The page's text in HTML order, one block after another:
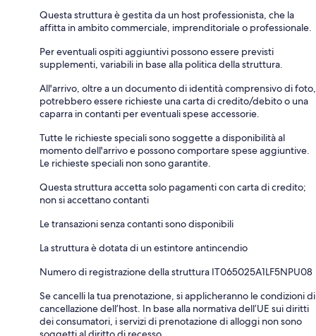
Questa struttura è gestita da un host professionista, che la
affitta in ambito commerciale, imprenditoriale o professionale.
Per eventuali ospiti aggiuntivi possono essere previsti
supplementi, variabili in base alla politica della struttura.
All'arrivo, oltre a un documento di identità comprensivo di foto,
potrebbero essere richieste una carta di credito/debito o una
caparra in contanti per eventuali spese accessorie.
Tutte le richieste speciali sono soggette a disponibilità al
momento dell'arrivo e possono comportare spese aggiuntive.
Le richieste speciali non sono garantite.
Questa struttura accetta solo pagamenti con carta di credito;
non si accettano contanti
Le transazioni senza contanti sono disponibili
La struttura è dotata di un estintore antincendio
Numero di registrazione della struttura IT065025A1LF5NPU08
Se cancelli la tua prenotazione, si applicheranno le condizioni di
cancellazione dell’host. In base alla normativa dell’UE sui diritti
dei consumatori, i servizi di prenotazione di alloggi non sono